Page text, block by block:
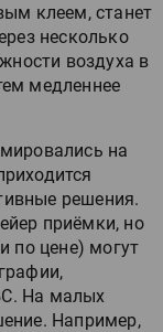
клеем, станет
несколько
воздуха в
медленнее
на
решения.
приёмки, но
по цене) могут
На малых
Например,